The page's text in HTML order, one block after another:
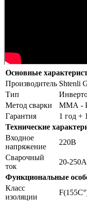
Основные
Производитель Shtenli
Тип
Метод сварки
ММА -
Гарантия
1 год +
Технические
Входное
напряжение
220В
Сварочный
ток
20-250А
Функциональные
Класс
изоляции